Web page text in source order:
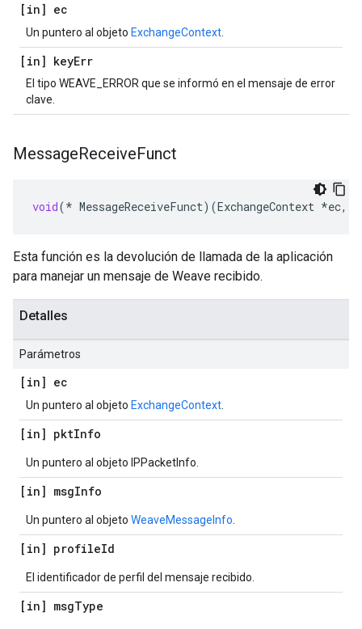
[in] ec
Un puntero al objeto ExchangeContext
[in] keyErr
El tipo WEAVE_ERROR que se informó en el mensaje de error
clave.
MessageReceiveFunct
void(* MessageReceiveFunct)(ExchangeContext *ec,
Esta función es la devolución de llamada de la aplicación
para manejar un mensaje de Weave recibido.
Detalles
Parámetros
[in] ec
Un puntero al objeto ExchangeContext
[in] pktInfo
Un puntero al objeto IPPacketInfo.
[in] msgInfo
Un puntero al objeto WeaveMessageInfo
[in] profileId
El identificador de perfil del mensaje recibido.
[in] msgType